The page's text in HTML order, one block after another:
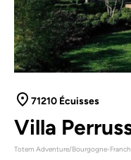
71210 Écuisses
Villa
Totem Adventure/Bourgogne-